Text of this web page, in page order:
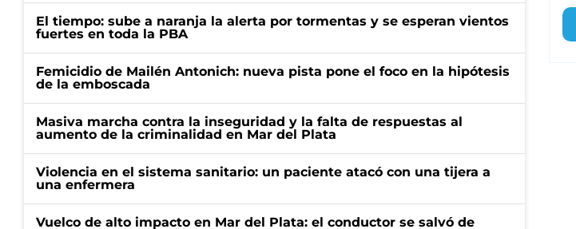
El tiempo: sube a naranja la alerta por tormentas y se esperan vientos
fuertes en toda la PBA
Femicidio de Mailén Antonich: nueva pista pone el foco en la hipótesis
de la emboscada
Masiva marcha contra la inseguridad y la falta de respuestas al
aumento de la criminalidad en Mar del Plata
Violencia en el sistema sanitario: un paciente atacó con una tijera a
una enfermera
Vuelco de alto impacto en Mar del Plata: el conductor se salvó de